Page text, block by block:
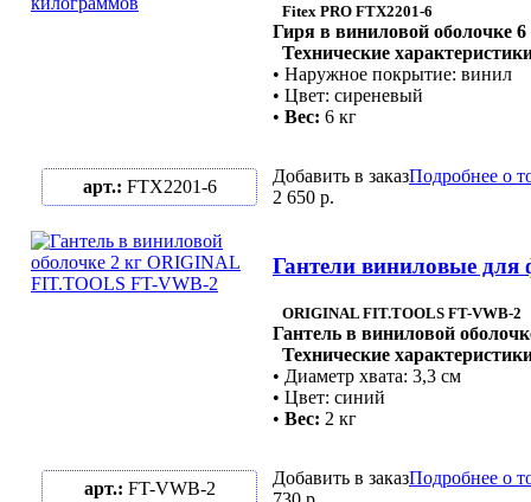
Fitex PRO FTX2201-6
Гиря в виниловой оболочке 6
Технические
• Наружное покрытие: винил
• Цвет: сиреневый
• Вес: 6 кг
арт.: FTX2201-6
Добавить в заказПодробнее о
2 650 р.
Гантели виниловые
ORIGINAL FIT.TOOLS FT-VWB-2
Гантель в виниловой
Технические
• Диаметр хвата: 3,3 см
• Цвет: синий
• Вес: 2 кг
арт.: FT-VWB-2
Добавить в заказПодробнее о